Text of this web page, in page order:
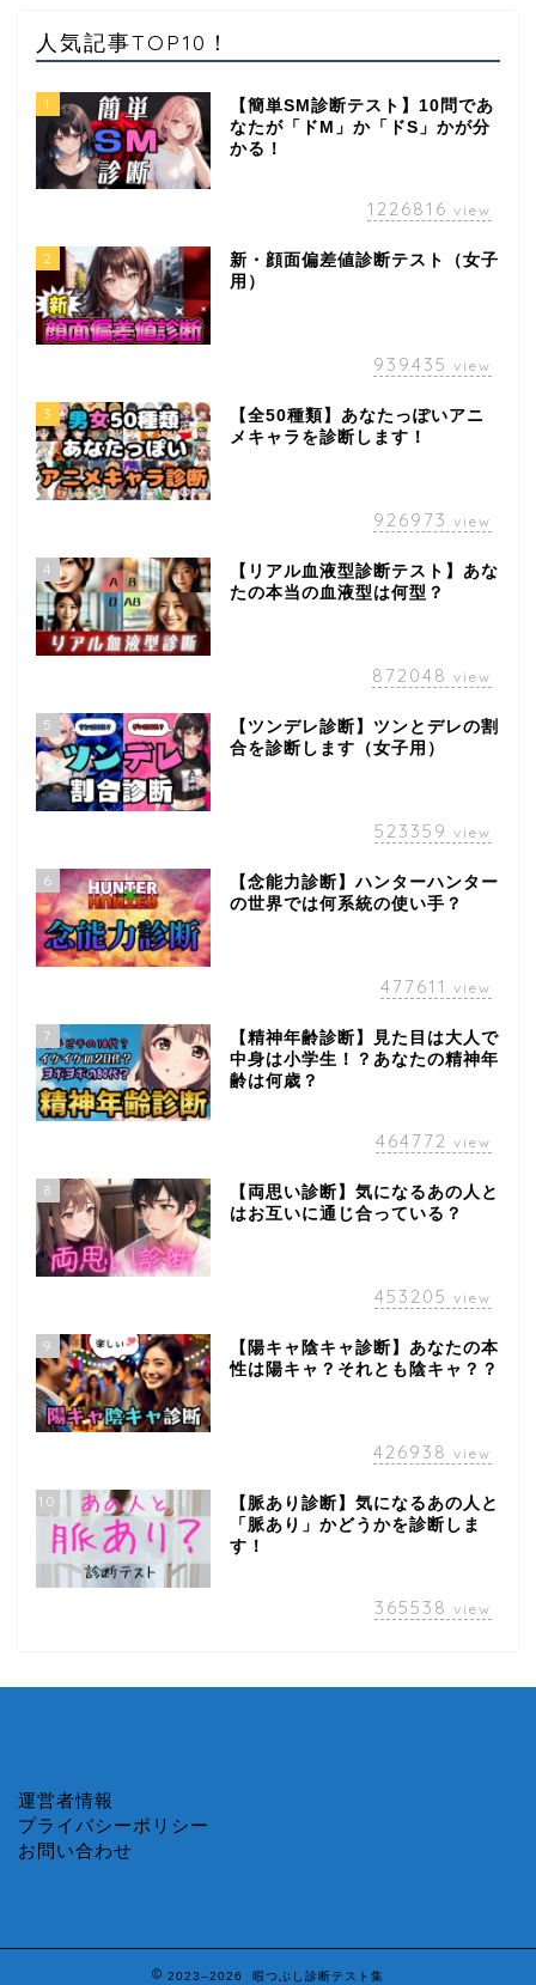
人気記事TOP10！
1
【簡単SM診断テスト】10問であ
なたが「ドM」か「ドS」かが分
かる！
1226816 view
2
新・顔面偏差値診断テスト（女子
用）
939435 view
3
【全50種類】あなたっぽいアニ
メキャラを診断します！
926973 view
4
【リアル血液型診断テスト】あな
たの本当の血液型は何型？
872048 view
5
【ツンデレ診断】ツンとデレの割
合を診断します（女子用）
523359 view
6
【念能力診断】ハンターハンター
の世界では何系統の使い手？
477611 view
7
【精神年齢診断】見た目は大人で
中身は小学生！？あなたの精神年
齢は何歳？
464772 view
8
【両思い診断】気になるあの人と
はお互いに通じ合っている？
453205 view
9
【陽キャ陰キャ診断】あなたの本
性は陽キャ？それとも陰キャ？？
426938 view
10
【脈あり診断】気になるあの人と
「脈あり」かどうかを診断しま
す！
365538 view
運営者情報
プライバシーポリシー
お問い合わせ
2023–2026 暇つぶし診断テスト集